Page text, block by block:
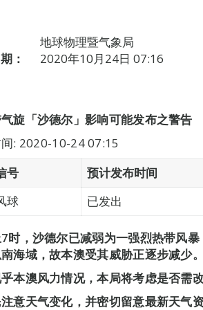
地球物理暨气象局
：
2020年10月24日 07:16
旋「沙德尔」影响可能发布之警告
: 2020-10-24 07:15
号
预计发布时间
球
已发出
时，沙德尔已减弱为一强烈热带风
海域，故本澳受其威胁正逐步减少。
本澳风力情况，本局将考虑是否需
意天气变化，并密切留意最新天气资